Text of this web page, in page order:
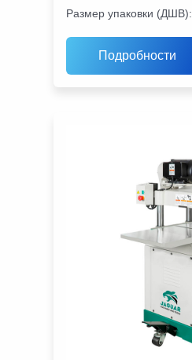
Размер упаковки (ДШВ):
Подробности